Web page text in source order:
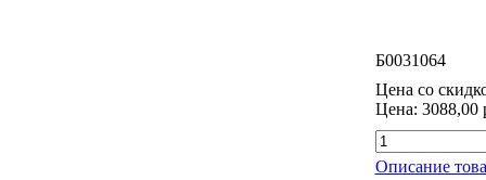
Б0031064
Цена со
Цена: 3088,00
Описание